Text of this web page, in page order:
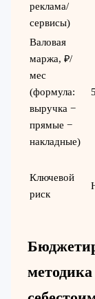
реклама/
сервисы)
Валовая
маржа, ₽/
мес
(формула:
выручка −
прямые −
накладные)
Ключевой
риск